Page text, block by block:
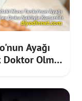
Ayağı
Olmak